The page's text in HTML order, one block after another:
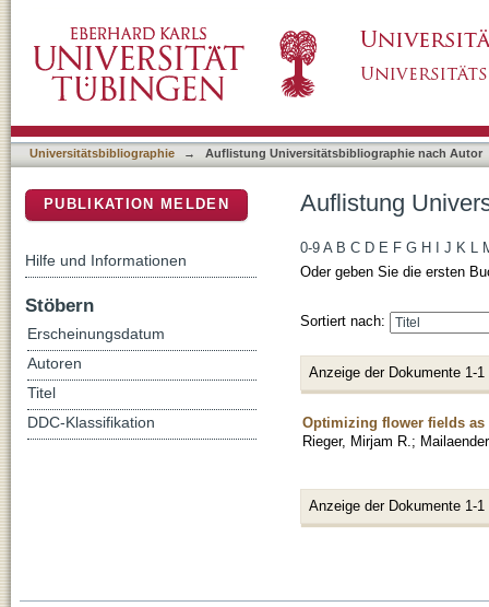
Universitätsbibliographie → Auflistung Universitätsbibliographie nach Autor
Auflistung
0-9 A B C D E F G H J K L
Oder geben Sie die ersten
Sortiert nach:
Anzeige der Dokumente 1-1
Optimizing flower fields as
Rieger, Mirjam R. ;
Anzeige der Dokumente 1-1
PUBLIKATION MELDEN
Hilfe und Informationen
Stöbern
Erscheinungsdatum
Autoren
Titel
DDC-Klassifikation